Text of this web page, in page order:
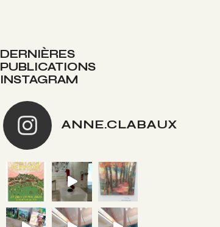
DERNIÈRES
PUBLICATIONS
INSTAGRAM
ANNE.CLABAUX